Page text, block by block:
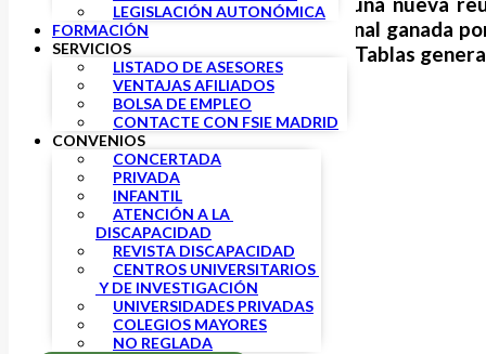
LEGISLACIÓN AUTONÓMICA
FORMACIÓN
SERVICIOS
LISTADO DE ASESORES
VENTAJAS AFILIADOS
BOLSA DE EMPLEO
CONTACTE CON FSIE MADRID
CONVENIOS
CONCERTADA
PRIVADA
INFANTIL
ATENCIÓN A LA
DISCAPACIDAD
REVISTA DISCAPACIDAD
CENTROS UNIVERSITARIOS
Y DE INVESTIGACIÓN
UNIVERSIDADES PRIVADAS
COLEGIOS MAYORES
NO REGLADA
sentencia de la Audiencia Nacional ganada
suponen incrementos del 5,5% (Tablas